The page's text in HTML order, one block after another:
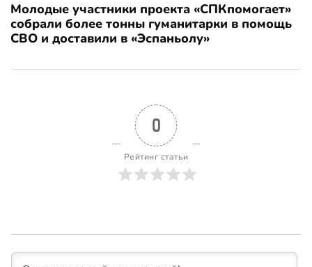
Молодые участники проекта «СПКпомогает»
собрали более тонны гуманитарки в помощь
СВО и доставили в «Эспаньолу»
0
Рейтинг статьи